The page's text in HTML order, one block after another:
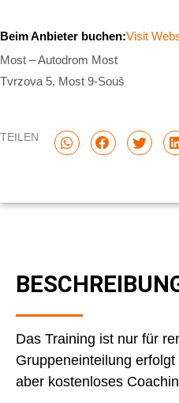
Beim Anbieter buchen:Visit
Most – Autodrom Most
Tvrzova 5, Most 9-Souš
TEILEN
Das Training ist nur für
Gruppeneinteilung
aber kostenloses